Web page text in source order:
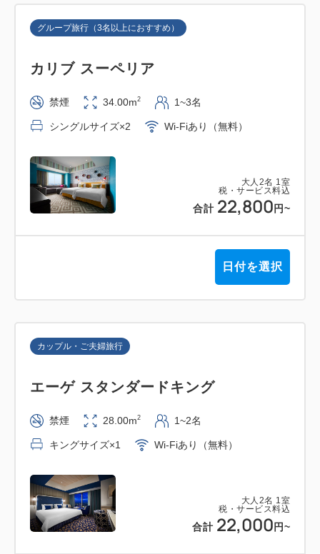
大人 2名 1室
税・サービス料込
合計 22,800 円~
グループ旅行（3名以上におすすめ）
カリブ スーペリア
禁煙 34.00m2 1~3名
シングルサイズ×2 Wi-Fiあり（無料）
日付を選択
大人 2名 1室
税・サービス料込
合計 22,000 円~
カップル・ご夫婦旅行
エーゲ スタンダードキング
禁煙 28.00m2 1~2名
キングサイズ×1 Wi-Fiあり（無料）